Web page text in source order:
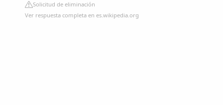
Solicitud de eliminación
Ver respuesta completa en es.wikipedia.org